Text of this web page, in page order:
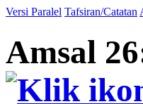
Versi Paralel Tafsiran/Catatan
Amsal